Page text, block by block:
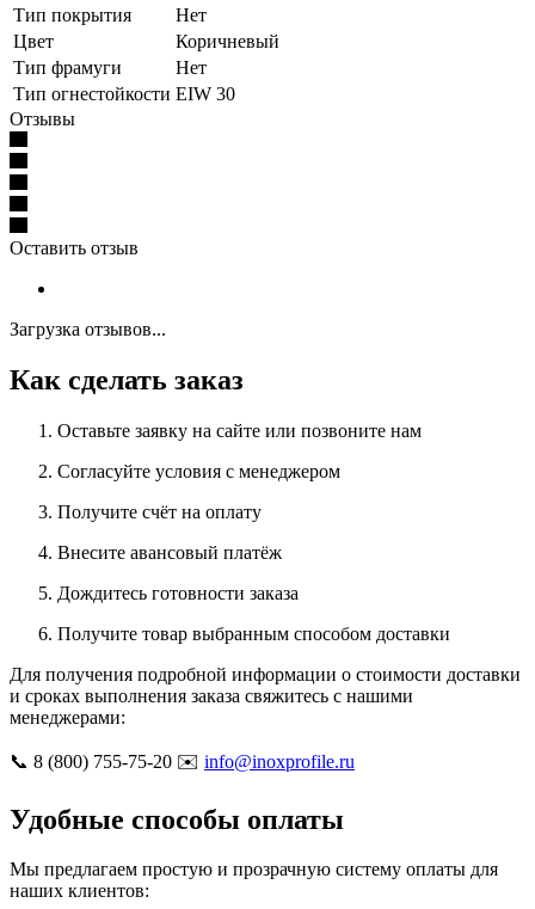
Тип покрытия
Нет
Цвет
Коричневый
Тип фрамуги
Нет
Тип огнестойкости EIW 30
Отзывы
Оставить отзыв
Загрузка отзывов...
Как сделать заказ
Оставьте заявку на сайте или позвоните нам
Согласуйте условия с менеджером
Получите счёт на оплату
Внесите авансовый платёж
Дождитесь готовности заказа
Получите товар выбранным способом доставки
Для получения подробной информации о стоимости доставки
и сроках выполнения заказа свяжитесь с нашими
менеджерами:
📞 8 (800) 755-75-20 ✉️ info@inoxprofile.ru
Удобные способы оплаты
Мы предлагаем простую и прозрачную систему оплаты для
наших клиентов: